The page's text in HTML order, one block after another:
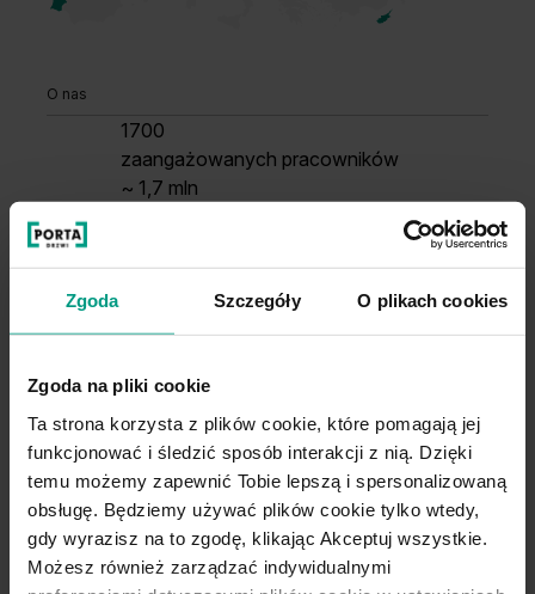
Zgoda Szczegóły O plikach cookies
Zgoda na pliki cookie
Ta strona korzysta z plików cookie, które pomagają jej
funkcjonować i śledzić sposób interakcji z nią. Dzięki
temu możemy zapewnić Tobie lepszą i spersonalizowaną
obsługę. Będziemy używać plików cookie tylko wtedy,
gdy wyrazisz na to zgodę, klikając Akceptuj wszystkie.
Możesz również zarządzać indywidualnymi
O nas
1700
zaangażowanych pracowników
~ 1,7 mln
sprzedawanych produktów rocznie
doświadczenia w branży
Co zyskujesz z nami?
Kreator wnętrz
Zastanawiasz się, jak drzwi PORTA będą wyglądać